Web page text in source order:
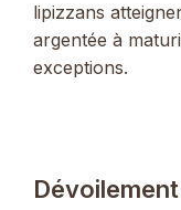
lipizzans
argentée à
exceptions.